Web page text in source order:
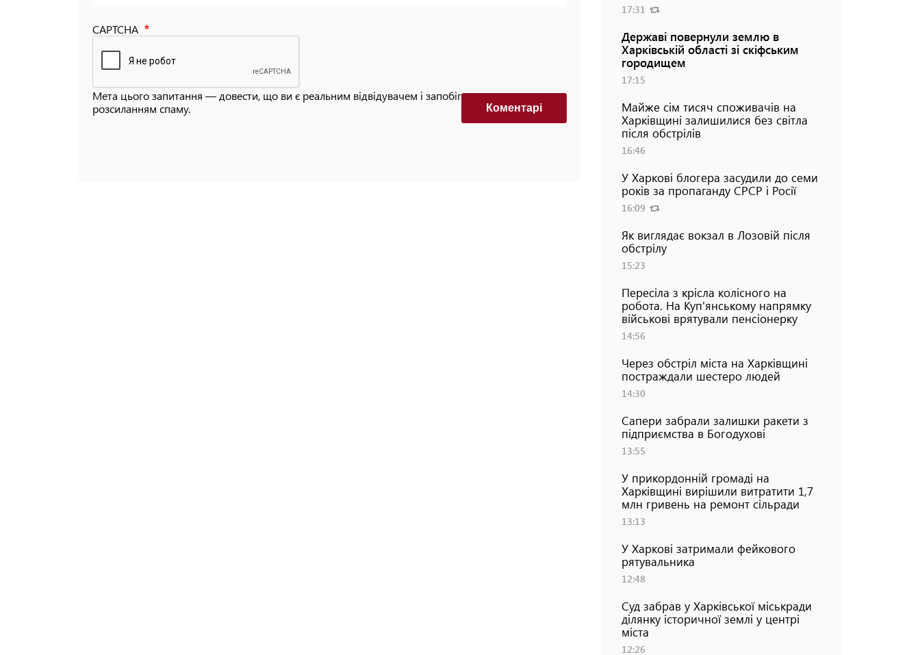
CAPTCHA
Мета цього запитання — довести, що ви є реальним відвідувачем і запобігти автоматизованим
розсиланням спаму.
Коментарi
17:31
Державі повернули землю в
Харківській області зі скіфським
городищем
17:15
Майже сім тисяч споживачів на
Харківщині залишилися без світла
після обстрілів
16:46
У Харкові блогера засудили до семи
років за пропаганду СРСР і Росії
16:09
Як виглядає вокзал в Лозовій після
обстрілу
15:23
Пересіла з крісла колісного на
робота. На Куп'янському напрямку
військові врятували пенсіонерку
14:56
Через обстріл міста на Харківщині
постраждали шестеро людей
14:30
Сапери забрали залишки ракети з
підприємства в Богодухові
13:55
У прикордонній громаді на
Харківщині вирішили витратити 1,7
млн гривень на ремонт сільради
13:13
У Харкові затримали фейкового
рятувальника
12:48
Суд забрав у Харківської міськради
ділянку історичної землі у центрі
міста
12:26